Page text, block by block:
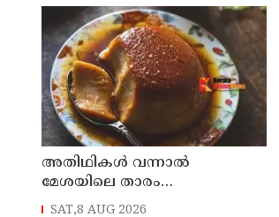
അതിഥികൾ വന്നാൽ
മേശയിലെ താരം
ഇതായിരിക്കും
SAT,8 AUG 2026